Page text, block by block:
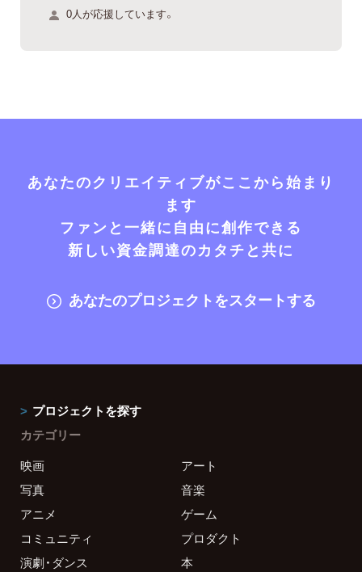
0人が応援しています。
あなたのクリエイティブがここから始まり
ます
ファンと一緒に自由に創作できる
新しい資金調達のカタチと共に
あなたのプロジェクトをスタートする
プロジェクトを探す
カテゴリー
映画
アート
写真
音楽
アニメ
ゲーム
コミュニティ
プロダクト
演劇・ダンス
本